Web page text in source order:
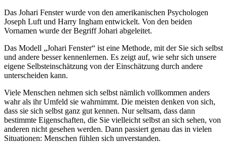
Das Johari Fenster wurde von den amerikanischen Psychologen
Joseph Luft und Harry Ingham entwickelt. Von den beiden
Vornamen wurde der Begriff Johari abgeleitet.
Das Modell „Johari Fenster“ ist eine Methode, mit der Sie sich selbst
und andere besser kennenlernen. Es zeigt auf, wie sehr sich unsere
eigene Selbsteinschätzung von der Einschätzung durch andere
unterscheiden kann.
Viele Menschen nehmen sich selbst nämlich vollkommen anders
wahr als ihr Umfeld sie wahrnimmt. Die meisten denken von sich,
dass sie sich selbst ganz gut kennen. Nur seltsam, dass dann
bestimmte Eigenschaften, die Sie vielleicht selbst an sich sehen, von
anderen nicht gesehen werden. Dann passiert genau das in vielen
Situationen: Menschen fühlen sich unverstanden.